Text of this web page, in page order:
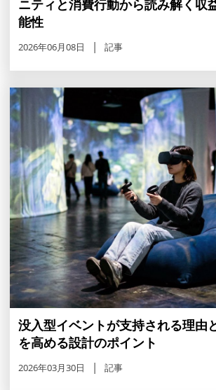
ニティと消費行動から読み解く収
能性
2026年06月08日 記事
没入型イベントが支持される理由
を高める設計のポイント
2026年03月30日 記事